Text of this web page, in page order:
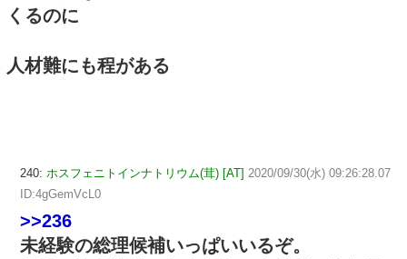
くるのに
人材難にも程がある
240: ホスフェニトインナトリウム(茸) [AT] 2020/09/30(水) 09:26:28.07
ID:4gGemVcL0
>>236
未経験の総理候補いっぱいいるぞ。